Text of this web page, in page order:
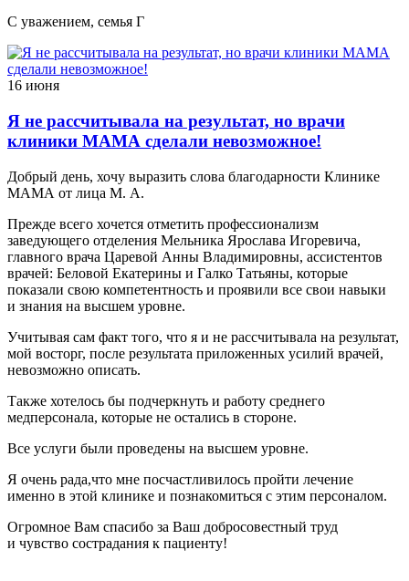
С уважением, семья Г
16 июня
Я не рассчитывала на результат, но врачи
клиники МАМА сделали невозможное!
Добрый день, хочу выразить слова благодарности Клинике
МАМА от лица М. А.
Прежде всего хочется отметить профессионализм
заведующего отделения Мельника Ярослава Игоревича,
главного врача Царевой Анны Владимировны, ассистентов
врачей: Беловой Екатерины и Галко Татьяны, которые
показали свою компетентность и проявили все свои навыки
и знания на высшем уровне.
Учитывая сам факт того, что я и не рассчитывала на результат,
мой восторг, после результата приложенных усилий врачей,
невозможно описать.
Также хотелось бы подчеркнуть и работу среднего
медперсонала, которые не остались в стороне.
Все услуги были проведены на высшем уровне.
Я очень рада,что мне посчастливилось пройти лечение
именно в этой клинике и познакомиться с этим персоналом.
Огромное Вам спасибо за Ваш добросовестный труд
и чувство сострадания к пациенту!